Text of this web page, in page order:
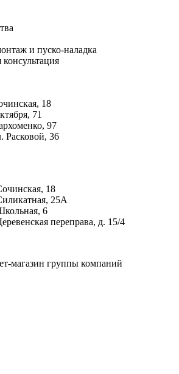
и пуско-наладка
18
71
97
Расковой, 36
18
25А
6
переправа, д. 15/4
магазин группы компаний